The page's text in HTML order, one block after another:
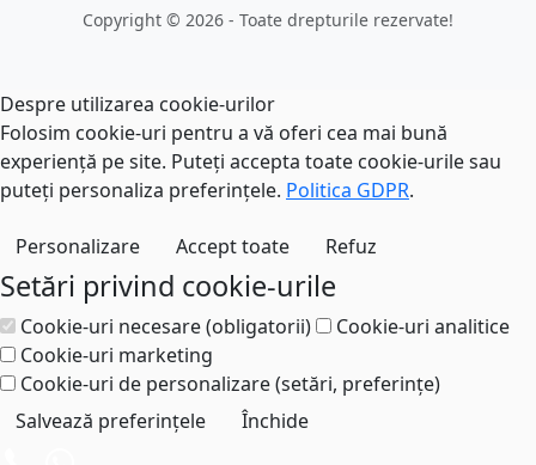
Copyright © 2026 - Toate drepturile rezervate!
Despre utilizarea cookie-urilor
Folosim cookie-uri pentru a vă oferi cea mai bună
experiență pe site. Puteți accepta toate cookie-urile sau
puteți personaliza preferințele. Politica GDPR.
Personalizare Accept toate Refuz
Setări privind cookie-urile
Cookie-uri necesare (obligatorii)
Cookie-uri analitice
Cookie-uri marketing
Cookie-uri de personalizare (setări, preferințe)
Salvează preferințele
Închide